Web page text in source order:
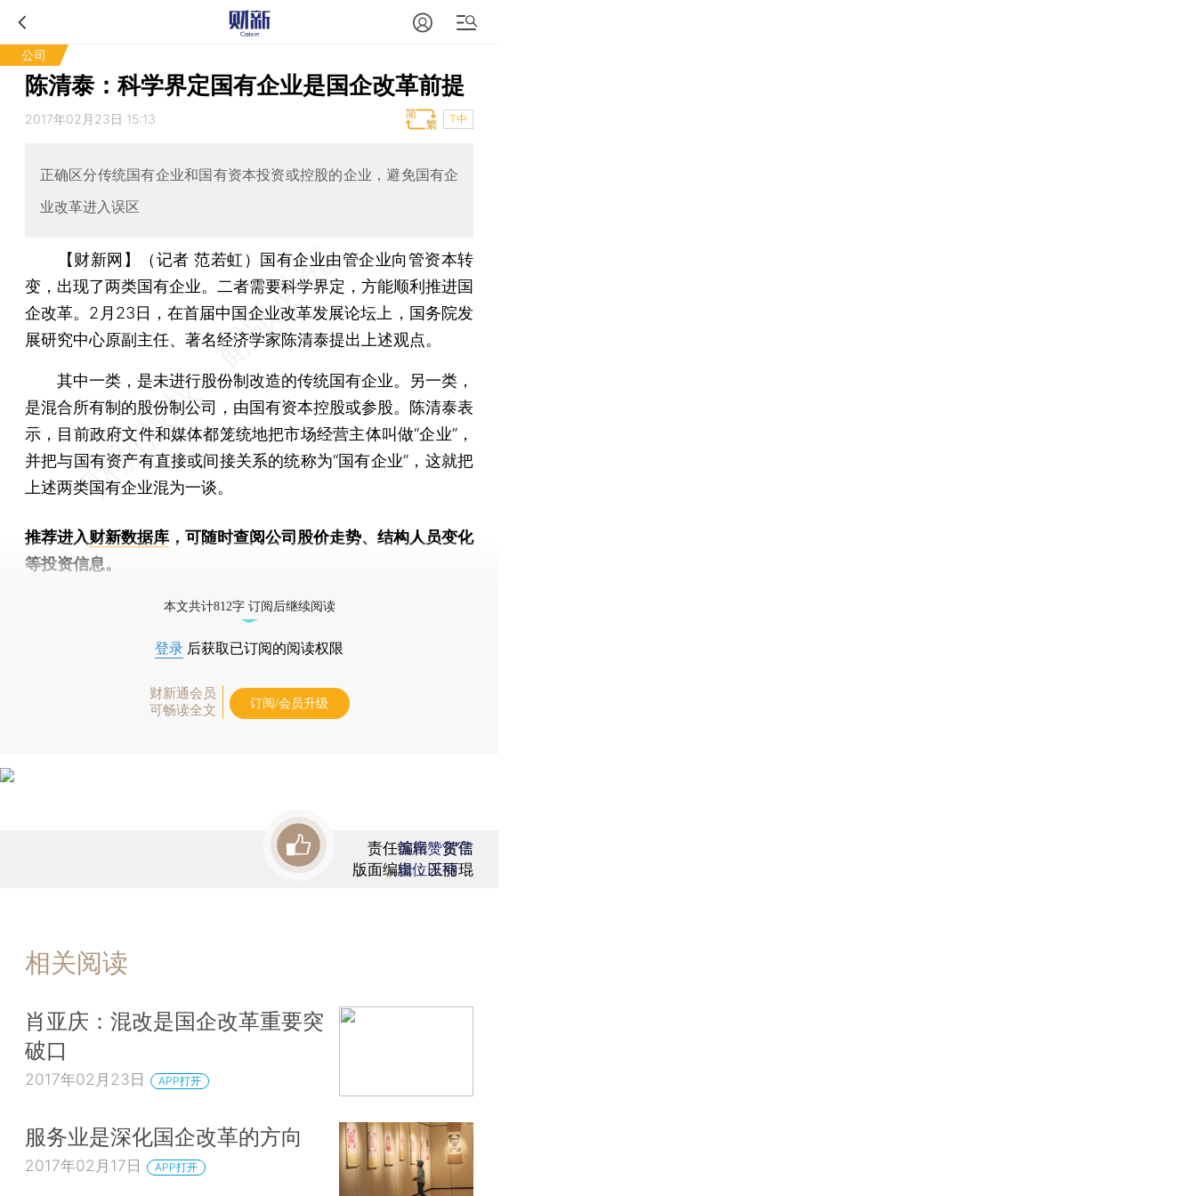
公司
陈清泰：科学界定国有企业是国企改革前提
2017年02月23日 15:13 T中
正确区分传统国有企业和国有资本投资或控股的企业，避免国有企
业改革进入误区
【财新网】（记者 范若虹） 国有企业由管企业向管资本转
变，出现了两类国有企业。二者需要科学界定，方能顺利推进国
企改革。2月23日，在首届中国企业改革发展论坛上，国务院发
展研究中心原副主任、著名经济学家陈清泰提出上述观点。
其中一类，是未进行股份制改造的传统国有企业。另一类，
是混合所有制的股份制公司，由国有资本控股或参股。陈清泰表
示，目前政府文件和媒体都笼统地把市场经营主体叫做“企业”，
并把与国有资产有直接或间接关系的统称为“国有企业”，这就把
上述两类国有企业混为一谈。
推荐进入财新数据库 ，可随时查阅公司股价走势、结构人员变化
等投资信息。
本文共计812字 订阅后继续阅读
登录 后获取已订阅的阅读权限
财新通会员
可畅读全文
订阅/会员升级
责任编辑：贺信
版面编辑：王丽琨
首席赞赏官
虚位以待
相关阅读
肖亚庆：混改是国企改革重要突
破口
2017年02月23日 APP打开
服务业是深化国企改革的方向
2017年02月17日 APP打开